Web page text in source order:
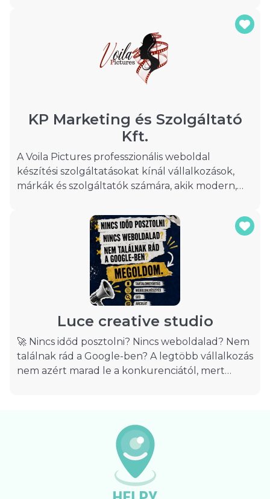
amelyek segítik ügyfeleinket a piaci dominancia
-̶-̶-̶-̶-̶-̶-̶-̶-̶-̶-̶-̶-̶-̶-̶-̶-̶-̶-̶-̶-̶-̶-̶-̶-̶-̶-̶-̶-̶-̶-̶-̶-̶-̶-̶-̶-̶-̶-̶-̶-̶-̶-̶-̶-̶-̶-̶-̶-̶-̶-̶-̶-̶-̶-̶-̶-̶-̶-̶-̶-̶-̶-̶-̶-̶-̶-̶-̶-̶-̶-̶-̶-̶-̶-̶-̶-̶-̶-̶-̶
​​🇲​​🇮​é​🇷​​🇹​ ​🇻​á​🇱​​🇦​​🇸​​🇸​​🇿​ ​🇲​​🇮​​🇳​​🇰​​🇪​​🇹​? - A
legmodernebb keretrendszerekkel dolgozunk,
hogy weboldalad villámgyors, biztonságos és
KP Marketing és Szolgáltató
Kft.
A Voila Pictures professzionális weboldal
készítési szolgáltatásokat kínál vállalkozások,
márkák és szolgáltatók számára, akik modern,
szeretnének. Célunk, hogy ügyfeleink számára
olyan weboldalakat hozzunk létre, amelyek
nemcsak esztétikailag vonzóak, hanem üzletileg
is hatékonyan működnek. A weboldal ma már
minden vállalkozás egyik legfontosabb digitális
eszköze. Egy jól felépített honlap segít bizalmat
építeni, új ügyfeleket szerezni és professzionális
képet kialakítani a vállalkozásról.
Luce creative studio
🚀 Nincs időd posztolni? Nincs weboldalad? Nem
találnak rád a Google-ben? A legtöbb vállalkozás
nem azért marad le a konkurenciától, mert